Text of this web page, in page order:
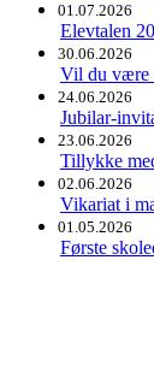
01.07.2026
Elevtalen
30.06.2026
Vil du være
24.06.2026
Jubilar-
23.06.2026
Tillykke
02.06.2026
Vikariat i
01.05.2026
Første